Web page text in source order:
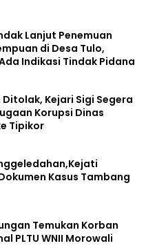
Lanjut Penemuan
di Desa Tulo,
Indikasi Tindak Pidana
Kejari Sigi Segera
Korupsi Dinas
Tipikor
Kasus Tambang
Temukan Korban
PLTU WNII Morowali